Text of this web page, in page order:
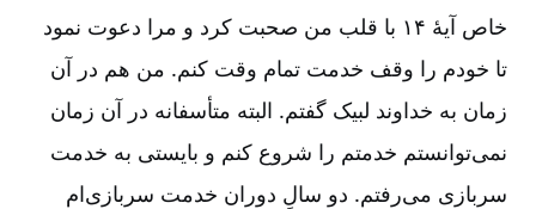
خاص آیۀ ۱۴ با قلب من صحبت کرد و مرا دعوت نمود
تا خودم را وقف خدمت تمام وقت کنم. من هم در آن
زمان به خداوند لبیک گفتم. البته متأسفانه در آن زمان
نمی‌‌توانستم خدمتم را شروع کنم و بایستی به خدمت
سربازی می‌‌رفتم. دو سالِ دوران خدمت سربازی‌‌ام